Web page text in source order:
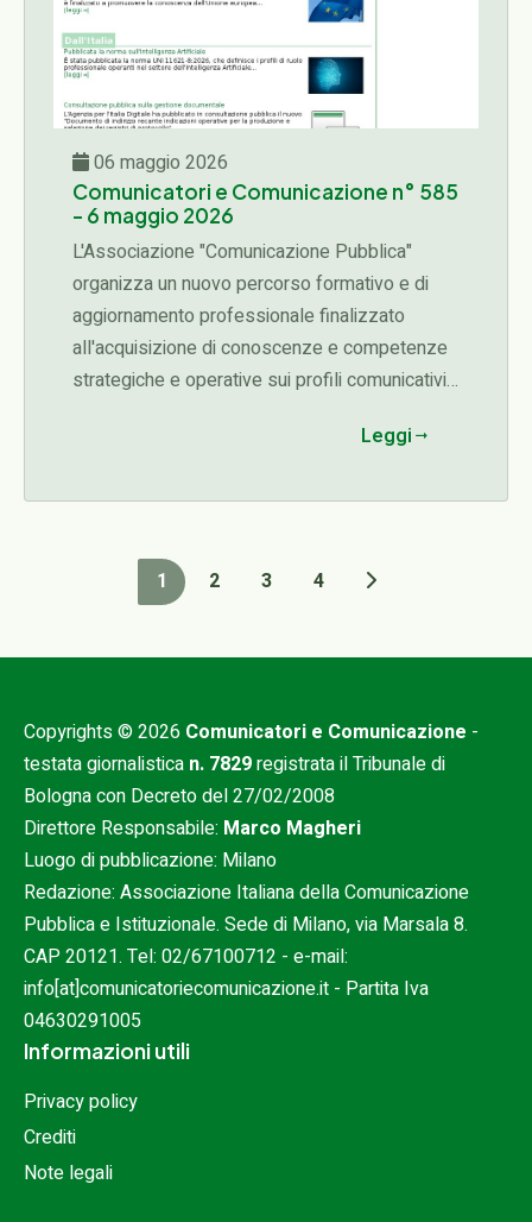
06 maggio 2026
Comunicatori e Comunicazione n° 585
- 6 maggio 2026
L'Associazione "Comunicazione Pubblica"
organizza un nuovo percorso formativo e di
aggiornamento professionale finalizzato
all'acquisizione di conoscenze e competenze
strategiche e operative sui profili comunicativi,
diverse fasi del ciclo delle attività di una
progettazione, affidamento, esecuzione,
Leggi
1 2 3 4
Copyrights © 2026 Comunicatori e Comunicazione -
testata giornalistica n. 7829registrata il Tribunale di
Bologna con Decreto del 27/02/2008
Direttore Responsabile: Marco Magheri
Luogo di pubblicazione: Milano
Redazione: Associazione Italiana della Comunicazione
Pubblica e Istituzionale. Sede di Milano, via Marsala 8.
CAP 20121. Tel: 02/67100712 - e-mail:
info[at]comunicatoriecomunicazione.it - Partita Iva
04630291005
Informazioni utili
Privacy policy
Crediti
Note legali